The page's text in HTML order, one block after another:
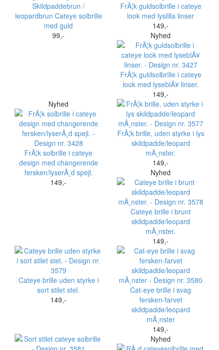
Skildpaddebrun /
leopardbrun Cateye solbrille
med guld
99,-
FrÃ¦k guldsolbrille i cateye
look med lyslilla linser
149,-
Nyhed
FrÃ¦k guldsolbrille i cateye
look med lyseblÃ¥ linser.
149,-
Nyhed
FrÃ¦k solbrille i cateye
design med changerende
fersken/lyserÃ¸d spejl.
149,-
FrÃ¦k brille, uden styrke i lys
skildpadde/leopard
mÃ¸nster.
149,-
Nyhed
Cateye brille i brunt
skildpadde/leopard
mÃ¸nster.
149,-
Cateye brille uden styrke i
sort stilet stel.
149,-
Cat-eye brille i svag
fersken-farvet
skildpadde/leopard
mÃ¸nster
149,-
Nyhed